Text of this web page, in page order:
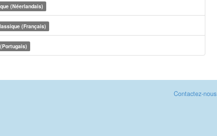
(Néerlandais)
(Français)
Contactez-nous